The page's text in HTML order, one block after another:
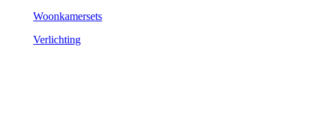
Woonkamersets
Verlichting